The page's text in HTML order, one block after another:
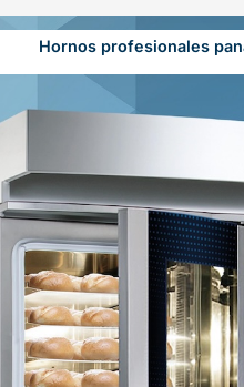
Hornos profesionales